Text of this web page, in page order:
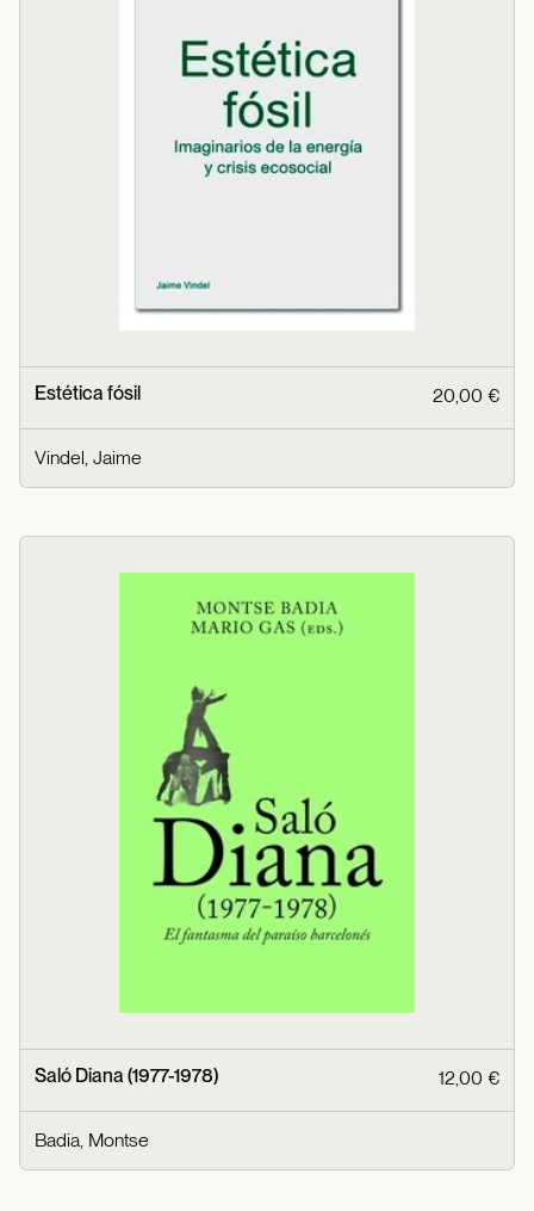
Estética fósil 20,00 €
Vindel, Jaime
Saló Diana (1977-1978) 12,00 €
Badia, Montse